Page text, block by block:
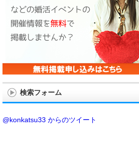
検索フォーム
@konkatsu33 からのツイート